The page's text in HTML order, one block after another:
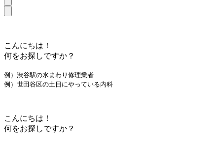
こんにちは！
何をお探しですか？
例）渋谷駅の水まわり修理業者
例）世田谷区の土日にやっている内科
こんにちは！
何をお探しですか？